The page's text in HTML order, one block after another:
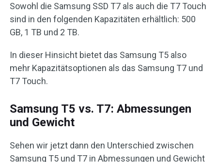
Sowohl die Samsung SSD T7 als auch die T7 Touch
sind in den folgenden Kapazitäten erhältlich: 500
GB, 1 TB und 2 TB.
In dieser Hinsicht bietet das Samsung T5 also
mehr Kapazitätsoptionen als das Samsung T7 und
T7 Touch.
Samsung T5 vs. T7: Abmessungen
und Gewicht
Sehen wir jetzt dann den Unterschied zwischen
Samsung T5 und T7 in Abmessungen und Gewicht